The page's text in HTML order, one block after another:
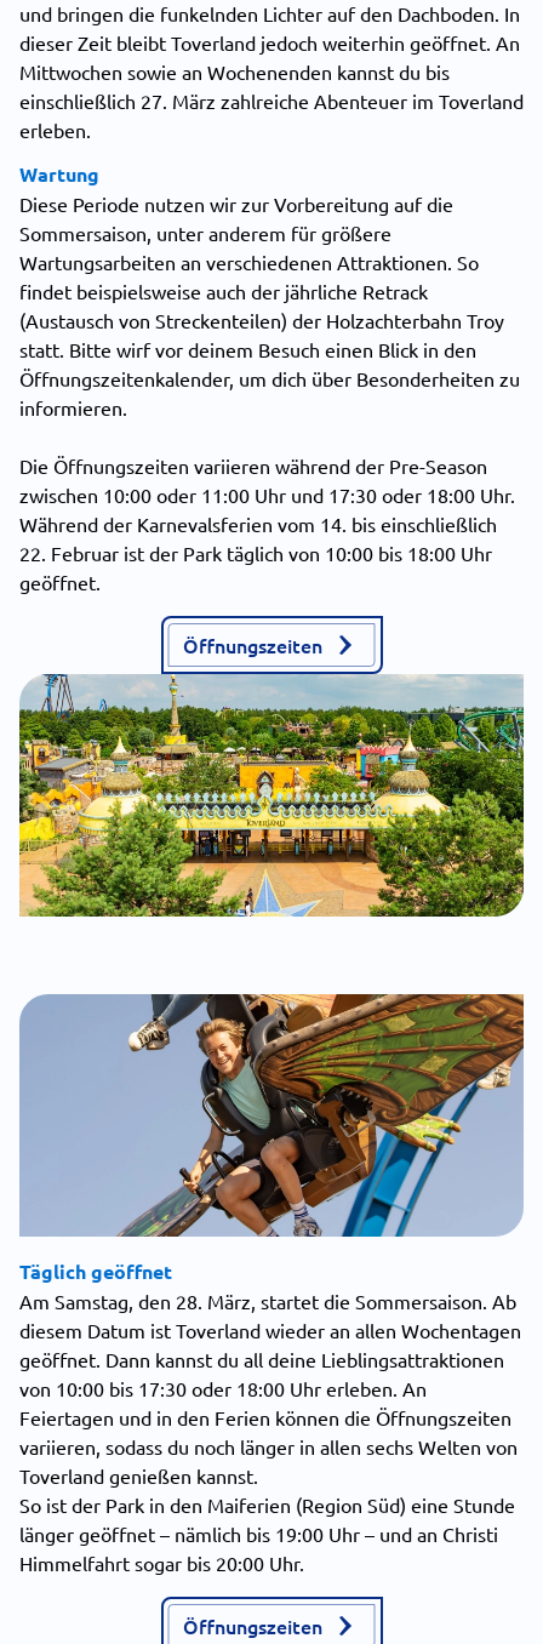
und bringen die funkelnden Lichter auf den Dachboden. In
dieser Zeit bleibt Toverland jedoch weiterhin geöffnet. An
Mittwochen sowie an Wochenenden kannst du bis
einschließlich 27. März zahlreiche Abenteuer im Toverland
erleben.
Wartung
Diese Periode nutzen wir zur Vorbereitung auf die
Sommersaison, unter anderem für größere
Wartungsarbeiten an verschiedenen Attraktionen. So
findet beispielsweise auch der jährliche Retrack
(Austausch von Streckenteilen) der Holzachterbahn Troy
statt. Bitte wirf vor deinem Besuch einen Blick in den
Öffnungszeitenkalender, um dich über Besonderheiten zu
informieren.
Die Öffnungszeiten variieren während der Pre-Season
zwischen 10:00 oder 11:00 Uhr und 17:30 oder 18:00 Uhr.
Während der Karnevalsferien vom 14. bis einschließlich
22. Februar ist der Park täglich von 10:00 bis 18:00 Uhr
geöffnet.
Öffnungszeiten
Täglich geöffnet
Am Samstag, den 28. März, startet die Sommersaison. Ab
diesem Datum ist Toverland wieder an allen Wochentagen
geöffnet. Dann kannst du all deine Lieblingsattraktionen
von 10:00 bis 17:30 oder 18:00 Uhr erleben. An
Feiertagen und in den Ferien können die Öffnungszeiten
variieren, sodass du noch länger in allen sechs Welten von
Toverland genießen kannst.
So ist der Park in den Maiferien (Region Süd) eine Stunde
länger geöffnet – nämlich bis 19:00 Uhr – und an Christi
Himmelfahrt sogar bis 20:00 Uhr.
Öffnungszeiten